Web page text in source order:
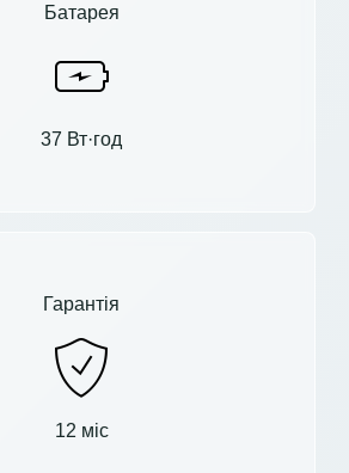
Батарея
37 Вт·год
Гарантія
12 міс